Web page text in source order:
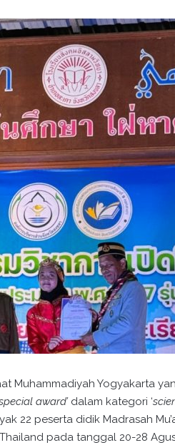
Muhammadiyah Yogyakarta
award’dalam kategori ‘
22 peserta didik Madrasah
pada tanggal 20-28